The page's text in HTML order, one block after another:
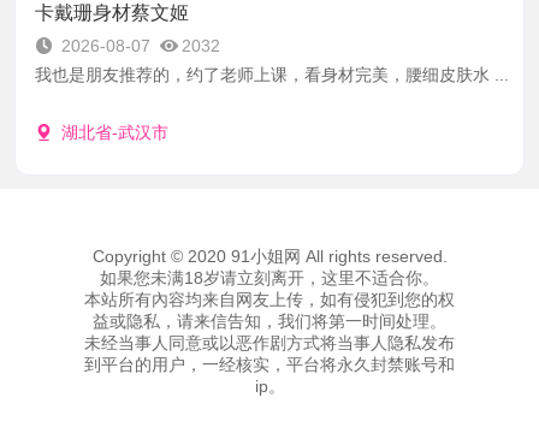
卡戴珊身材蔡文姬
2026-08-07
2032
我也是朋友推荐的，约了老师上课，看身材完美，腰细皮肤水 ...
湖北省-武汉市
Copyright © 2020 91小姐网 All rights reserved.
如果您未满18岁请立刻离开，这里不适合你。
本站所有內容均来自网友上传，如有侵犯到您的权
益或隐私，请来信告知，我们将第一时间处理。
未经当事人同意或以恶作剧方式将当事人隐私发布
到平台的用户，一经核实，平台将永久封禁账号和
ip。